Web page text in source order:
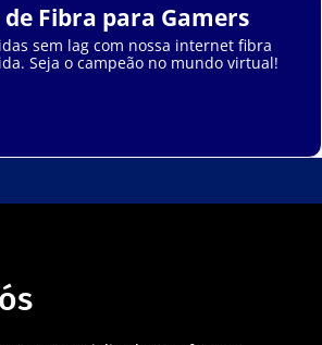
Fibra para Gamers
sem lag com nossa internet fibra
Seja o campeão no mundo virtual!